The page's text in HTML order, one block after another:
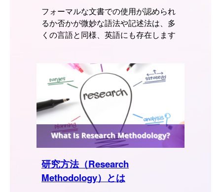
フォーマルな文書での使用が認められ
るか否かが微妙な語法や記述法は、多
くの言語と同様、英語にも存在します
研究方法（Research
Methodology）とは